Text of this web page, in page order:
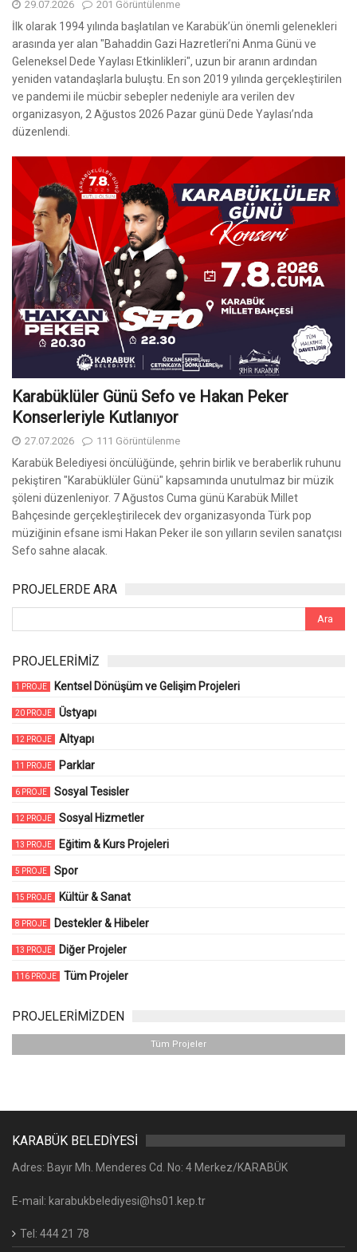
29.07.2026 201 Görüntülenme
İlk olarak 1994 yılında başlatılan ve Karabük’ün önemli gelenekleri
arasında yer alan "Bahaddin Gazi Hazretleri’ni Anma Günü ve
Geleneksel Dede Yaylası Etkinlikleri", uzun bir aranın ardından
yeniden vatandaşlarla buluştu. En son 2019 yılında gerçekleştirilen
ve pandemi ile mücbir sebepler nedeniyle ara verilen dev
organizasyon, 2 Ağustos 2026 Pazar günü Dede Yaylası’nda
düzenlendi.
Karabüklüler Günü Sefo ve Hakan Peker
Konserleriyle Kutlanıyor
27.07.2026 111 Görüntülenme
Karabük Belediyesi öncülüğünde, şehrin birlik ve beraberlik ruhunu
pekiştiren "Karabüklüler Günü" kapsamında unutulmaz bir müzik
şöleni düzenleniyor. 7 Ağustos Cuma günü Karabük Millet
Bahçesinde gerçekleştirilecek dev organizasyonda Türk pop
müziğinin efsane ismi Hakan Peker ile son yılların sevilen sanatçısı
Sefo sahne alacak.
PROJELERDE ARA
PROJELERİMİZ
1 PROJE Kentsel Dönüşüm ve Gelişim Projeleri
20 PROJE Üstyapı
12 PROJE Altyapı
11 PROJE Parklar
6 PROJE Sosyal Tesisler
12 PROJE Sosyal Hizmetler
13 PROJE Eğitim & Kurs Projeleri
5 PROJE Spor
15 PROJE Kültür & Sanat
8 PROJE Destekler & Hibeler
13 PROJE Diğer Projeler
116 PROJE Tüm Projeler
PROJELERİMİZDEN
Tüm Projeler
KARABÜK BELEDİYESİ
Adres: Bayır Mh. Menderes Cd. No: 4 Merkez/KARABÜK
E-mail: karabukbelediyesi@hs01.kep.tr
Tel: 444 21 78